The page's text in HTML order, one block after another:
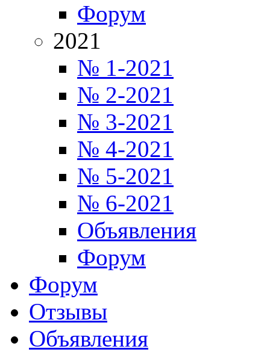
Форум
2021
№ 1-2021
№ 2-2021
№ 3-2021
№ 4-2021
№ 5-2021
№ 6-2021
Объявления
Форум
Форум
Отзывы
Объявления